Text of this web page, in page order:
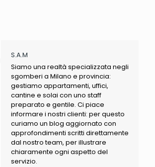
S.A.M
Siamo una realtà specializzata negli
sgomberi a Milano e provincia:
gestiamo appartamenti, uffici,
cantine e solai con uno staff
preparato e gentile. Ci piace
informare i nostri clienti: per questo
curiamo un blog aggiornato con
approfondimenti scritti direttamente
dal nostro team, per illustrare
chiaramente ogni aspetto del
servizio.